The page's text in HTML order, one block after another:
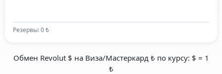
Резервы: 0 ₺
Обмен Revolut $ на Виза/Мастеркард ₺ по курсу: $ = 1
₺